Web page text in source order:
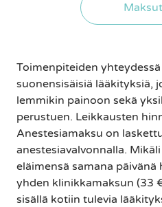
Toimenpiteiden
suonensisäisiä lääkityksiä,
lemmikin painoon sekä
perustuen. Leikkausten
Anestesiamaksu on
anestesiavalvonnalla.
eläimensä samana
yhden klinikkamaksun (33
sisällä kotiin tulevia